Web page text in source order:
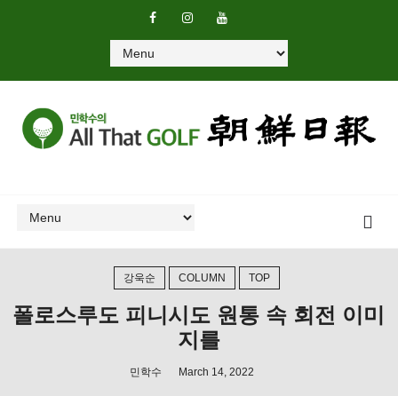
강욱순 COLUMN TOP
폴로스루도 피니시도 원통 속 회전 이미
지를
민학수 March 14, 2022